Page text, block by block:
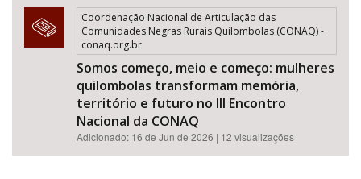
Coordenação Nacional de Articulação das
Comunidades Negras Rurais Quilombolas (CONAQ) -
conaq.org.br
Somos começo, meio e começo: mulheres
quilombolas transformam memória,
território e futuro no III Encontro
Nacional da CONAQ
Adicionado: 16 de Jun de 2026 | 12 visualizações